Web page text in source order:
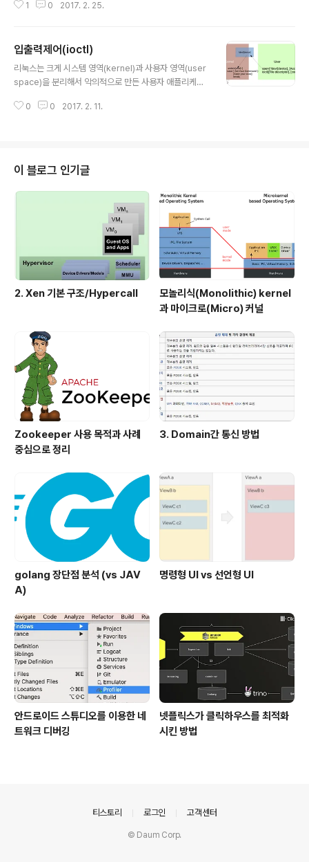
버, 스토리지, 애플리케이션, 서비스)을 어디서나 접근 및 이용 가능한 형태를 클
한 인공지능 서비스다. 입력된 목소리 값과 비교해야 할 기존 데이터 값도 많고
사용한 알고리즘도 단순한 작업들이 아니다. 비교 데이터 값을 모두 단말기 내
에서 저장하기엔 용량이 부족하고 알고리즘 연산들을 모두 처리하기엔 하드웨
1 0 2017. 2. 25.
입출력제어(ioctl)
리눅스는 크게 시스템 영역(kernel)과 사용자 영역(user
space)을 분리해서 악의적으로 만든 사용자 애플리케이
지만 애플리케이션을 개발하다보면 커널 영역내에 있는 함
300개 정도 등록 할 수 있는데 모든 사용자 애플리케이션
이 시스템 콜에 필요한 함수를 등록하기엔 수가 부족하다.
이때 사용 할 만한 툴이 ioctl이다. ioctl은 유저영역에 있
는 애플리케이션이 현재 동작 중인 드라이버에 값을 전달
하거나 받아 올 수 있도록 한다. 동작 과정을 간단히 그림으
0 0 2017. 2. 11.
이 블로그 인기글
2. Xen 기본 구조/Hypercall
모놀리식(Monolithic) kernel
과 마이크로(Micro) 커널
Zookeeper 사용 목적과 사례
중심으로 정리
3. Domain간 통신 방법
golang 장단점 분석 (vs JAV
A)
명령형 UI vs 선언형 UI
안드로이드 스튜디오를 이용한 네
트워크 디버깅
넷플릭스가 클릭하우스를 최적화
시킨 방법
티스토리 로그인 고객센터
© Daum Corp.